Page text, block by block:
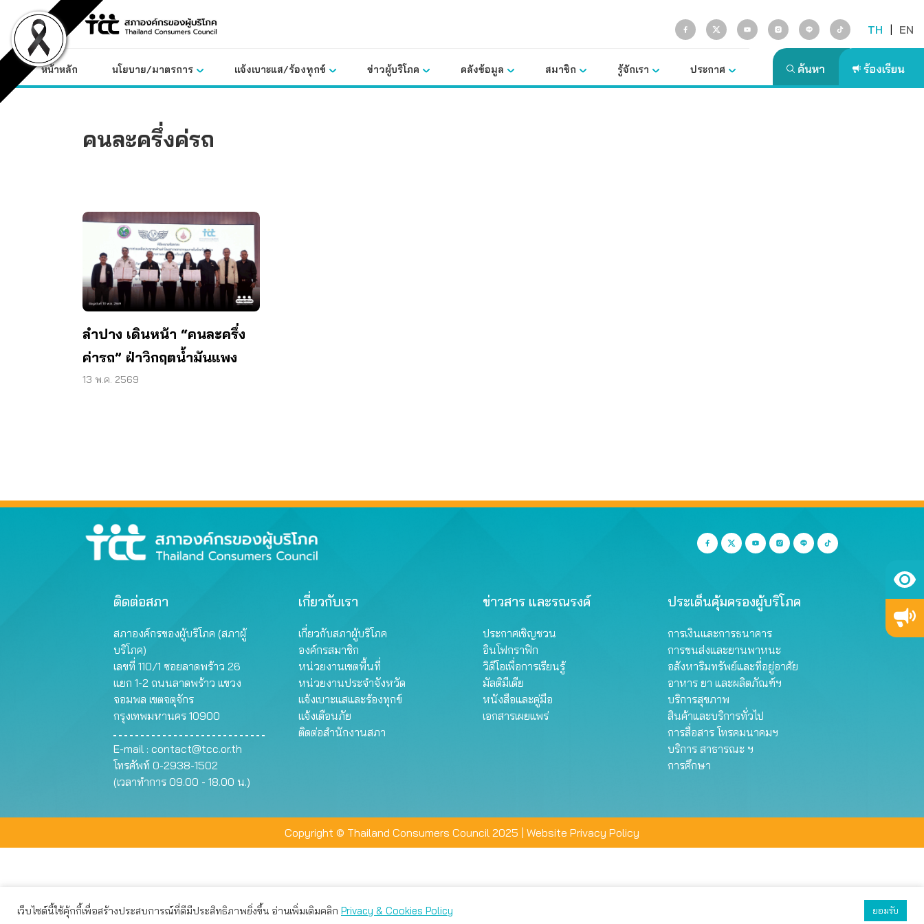
content
TH | EN
หน้าหลัก นโยบาย/มาตรการ แจ้งเบาะแส/ร้องทุกข์ ข่าวผู้บริโภค คลังข้อมูล สมาชิก รู้จักเรา ประกาศ
คนละครึ่งค่รถ
ลำปาง เดินหน้า “คนละครึ่ง
ค่ารถ” ฝ่าวิกฤตน้ำมันแพง
13 พ.ค. 2569
ติดต่อสภา
สภาองค์กรของผู้บริโภค (สภาผู้
บริโภค)
เลขที่ 110/1 ซอยลาดพร้าว 26
แยก 1-2 ถนนลาดพร้าว แขวง
จอมพล เขตจตุจักร
กรุงเทพมหานคร 10900
E-mail : contact@tcc.or.th
โทรศัพท์ 0-2938-1502
(เวลาทำการ 09.00 - 18.00 น.)
เกี่ยวกับเรา
เกี่ยวกับสภาผู้บริโภค
องค์กรสมาชิก
หน่วยงานเขตพื้นที่
หน่วยงานประจำจังหวัด
แจ้งเบาะแสและร้องทุกข์
แจ้งเตือนภัย
ติดต่อสำนักงานสภา
ข่าวสาร และรณรงค์
ประกาศเชิญชวน
อินโฟกราฟิก
วิดีโอเพื่อการเรียนรู้
มัลติมีเดีย
หนังสือและคู่มือ
เอกสารเผยแพร่
ประเด็นคุ้มครองผู้บริโภค
การเงินและการธนาคาร
การขนส่งและยานพาหนะ
อสังหาริมทรัพย์และที่อยู่อาศัย
อาหาร ยา และผลิตภัณฑ์ฯ
บริการสุขภาพ
สินค้าและบริการทั่วไป
การสื่อสาร โทรคมนาคมฯ
บริการ สาธารณะ ฯ
การศึกษา
Copyright © Thailand Consumers Council 2025 | Website Privacy Policy
เว็บไซต์นี้ใช้คุ้กกี้เพื่อสร้างประสบการณ์ที่ดีมีประสิทธิภาพยิ่งขึ้น อ่านเพิ่มเติมคลิก Privacy & Cookies Policy ยอมรับ
เว็บไซต์นี้ใช้คุกกี้เพื่อมอบประสบการณ์การใช้งานที่ดีให้แก่ท่าน คุณสามารถเลือกตั้งค่าความเป็นส่วนตัวได้